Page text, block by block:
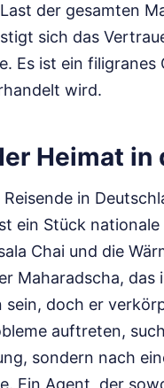
der gesamten
sich das
Es ist ein filigranes
wird.
Heimat in
Reisende in
ein Stück
Chai und die
Maharadscha,
sein, doch er
auftreten,
sondern nach